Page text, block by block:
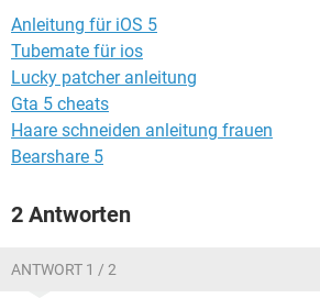
Anleitung für iOS 5
Tubemate für ios
Lucky patcher anleitung
Gta 5 cheats
Haare schneiden anleitung frauen
Bearshare 5
2 Antworten
ANTWORT 1 / 2